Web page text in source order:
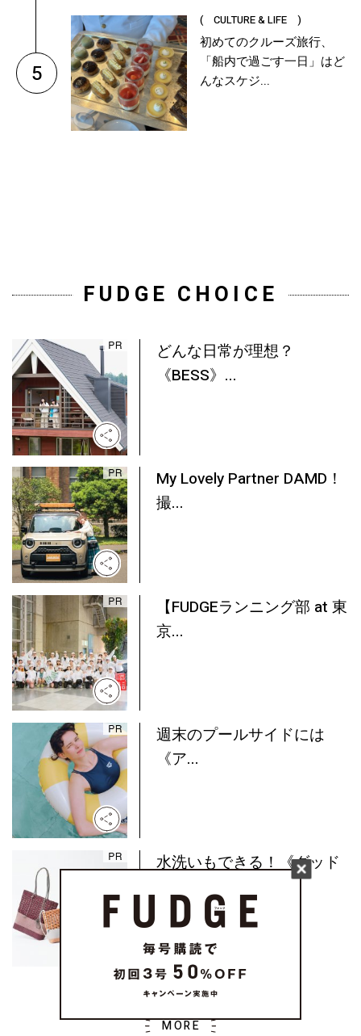
5
( CULTURE & LIFE )
初めてのクルーズ旅行、
「船内で過ごす一日」はど
んなスケジ...
FUDGE CHOICE
どんな日常が理想？
《BESS》...
My Lovely Partner DAMD！
撮...
【FUDGEランニング部 at 東
京...
週末のプールサイドには
《ア...
水洗いもできる！《グッド
MORE